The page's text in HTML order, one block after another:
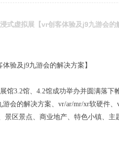
式虚拟展【vr创客体验及j9九游会的
验及j9九游会的解决方案】
馆3.2馆、4.2馆成功举办并圆满落下
会的解决方案、vr/ar/mr/xr软硬件、
区景点、商业地产、特色小镇、主